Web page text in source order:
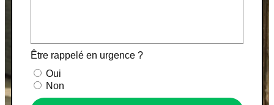
Être rappelé en urgence ?
Oui
Non